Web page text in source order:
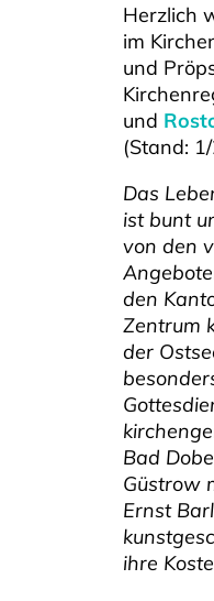
Herzlich
im
und
und
(Stand:
Das
ist bunt
von den
den
Zentrum
der
Bad
Güstrow
Ernst
ihre